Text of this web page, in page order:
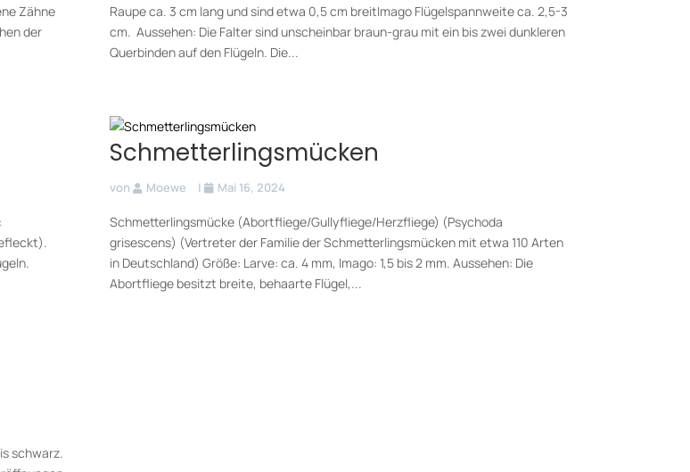
Zähne
der
Raupe ca. 3 cm lang und sind etwa 0,5 cm breitImago Flügelspannweite ca. 2,5-3
cm. Aussehen: Die Falter sind unscheinbar braun-grau mit ein bis zwei dunkleren
Querbinden auf den Flügeln. Die...
Schmetterlingsmücken
von Moewe | Mai 16, 2024
Schmetterlingsmücke (Abortfliege/Gullyfliege/Herzfliege) (Psychoda
grisescens) (Vertreter der Familie der Schmetterlingsmücken mit etwa 110 Arten
in Deutschland) Größe: Larve: ca. 4 mm, Imago: 1,5 bis 2 mm. Aussehen: Die
Abortfliege besitzt breite, behaarte Flügel,...
schwarz.